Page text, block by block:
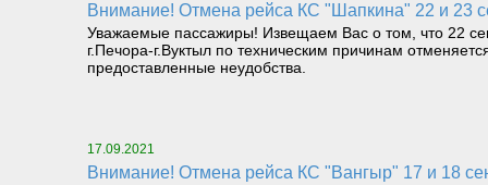
Внимание! Отмена рейса КС "Шапкина" 22 и 23
Уважаемые пассажиры! Извещаем Вас о том, что 22
г.Печора-г.Вуктыл по техническим причинам
предоставленные неудобства.
17.09.2021
Внимание! Отмена рейса КС "Вангыр" 17 и 18